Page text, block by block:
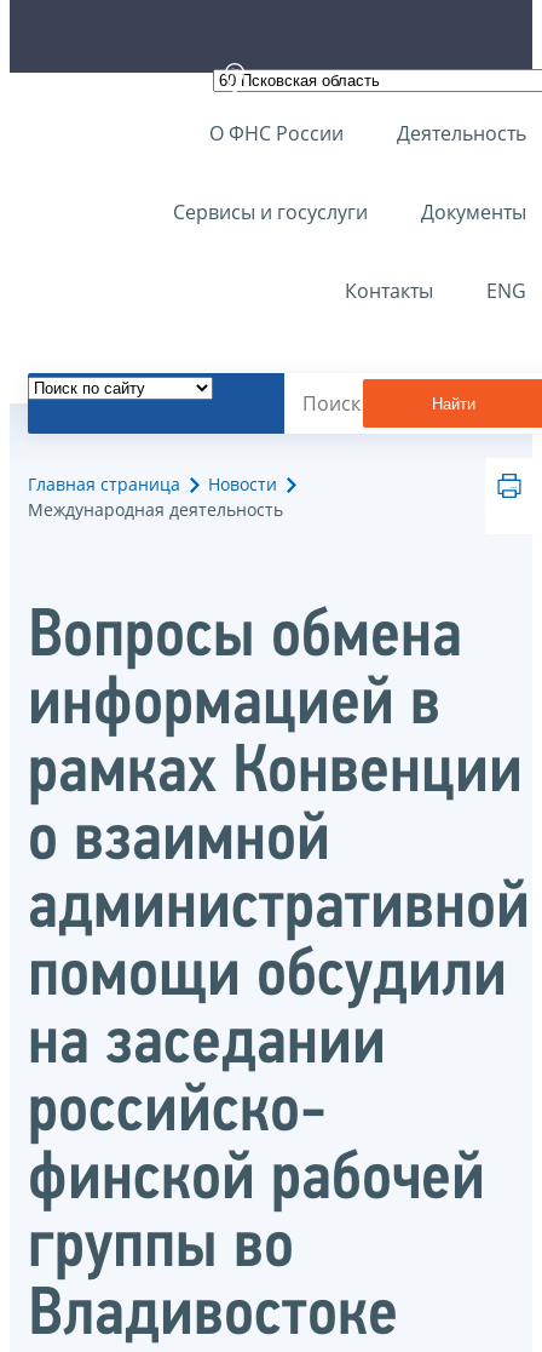
О ФНС России Деятельность
Сервисы и госуслуги Документы
Контакты ENG
Найти
Главная страница
Новости
Международная деятельность
Вопросы обмена
информацией в
рамках Конвенции
о взаимной
административной
помощи обсудили
на заседании
российско-
финской рабочей
группы во
Владивостоке